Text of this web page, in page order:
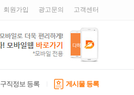
회원가입 광고문의 고객센터
구직정보 등록 게시물 등록